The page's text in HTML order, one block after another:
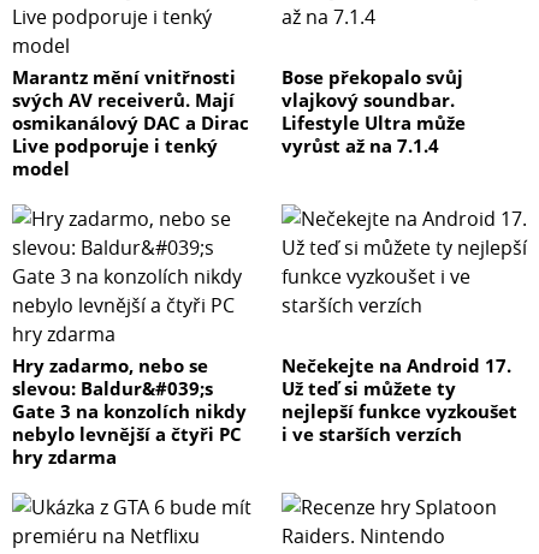
Marantz mění vnitřnosti
svých AV receiverů. Mají
osmikanálový DAC a Dirac
Live podporuje i tenký
model
Bose překopalo svůj
vlajkový soundbar.
Lifestyle Ultra může
vyrůst až na 7.1.4
Hry zadarmo, nebo se
slevou: Baldur&#039;s
Gate 3 na konzolích nikdy
nebylo levnější a čtyři PC
hry zdarma
Nečekejte na Android 17.
Už teď si můžete ty
nejlepší funkce vyzkoušet
i ve starších verzích